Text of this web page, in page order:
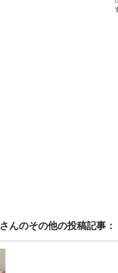
さんのその他の投稿記事：